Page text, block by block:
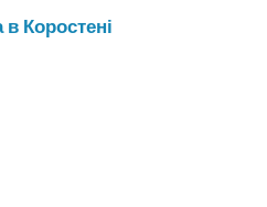
Коростені